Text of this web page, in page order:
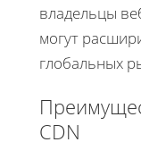
владельцы
могут
глобальных
CDN